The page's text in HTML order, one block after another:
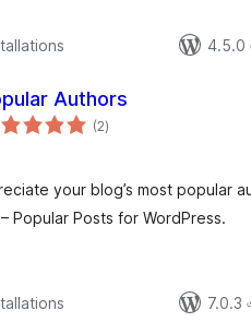
4.5.0
Authors
(2total
ratings
)
your blog’s most popular
Popular Posts for WordPress.
7.0.3